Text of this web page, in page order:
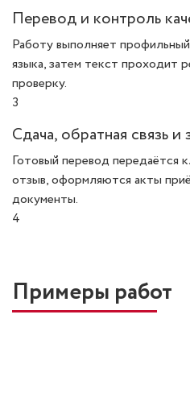
Перевод и контроль
Работу выполняет
языка, затем текст проходит
проверку.
3
Сдача, обратная связь и
Готовый перевод передаётся
отзыв, оформляются акты
документы.
4
Примеры работ